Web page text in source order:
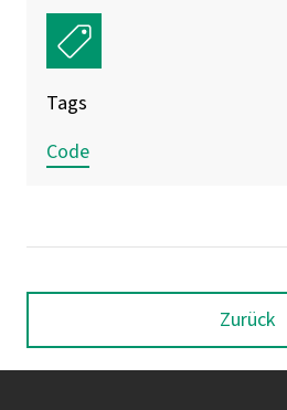
Tags
Code
Zurück